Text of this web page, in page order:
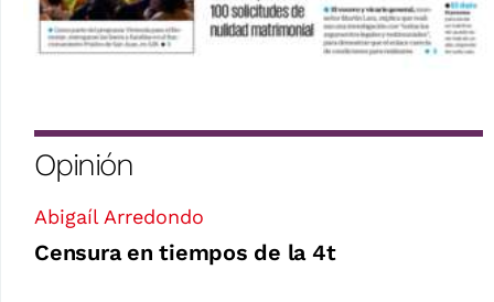
Opinión
Abigaíl Arredondo
Censura en tiempos de la 4t